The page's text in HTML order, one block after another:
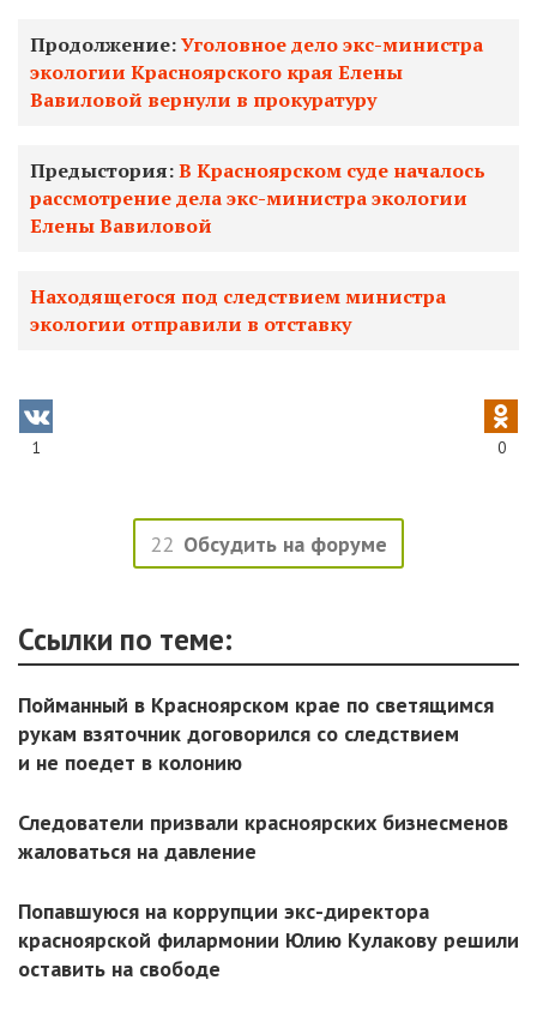
Продолжение:Уголовное дело экс-министра
экологии Красноярского края Елены
Вавиловой вернули в прокуратуру
Предыстория:В Красноярском суде началось
рассмотрение дела экс-министра экологии
Елены Вавиловой
Находящегося под следствием министра
экологии отправили в отставку
1 0
22 Обсудить на форуме
Ссылки по теме:
Пойманный в Красноярском крае по светящимся
рукам взяточник договорился со следствием
и не поедет в колонию
Следователи призвали красноярских бизнесменов
жаловаться на давление
Попавшуюся на коррупции экс-директора
красноярской филармонии Юлию Кулакову решили
оставить на свободе